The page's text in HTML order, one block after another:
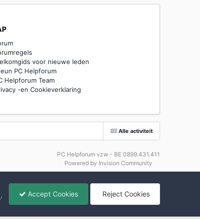
voor nieuwe leden
PC Helpforum
Helpforum Team
-en Cookieverklaring
Alle activiteit
PC Helpforum vzw - BE 0899.431.411
Powered by Invision Community
,
Accept Cookies Reject Cookies